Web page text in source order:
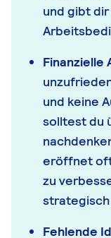
und gibt
Finanzielle
und keine
solltest du
eröffnet
zu
Fehlende